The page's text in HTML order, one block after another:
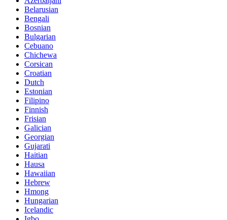
Belarusian
Bengali
Bosnian
Bulgarian
Cebuano
Chichewa
Corsican
Croatian
Dutch
Estonian
Filipino
Finnish
Frisian
Galician
Georgian
Gujarati
Haitian
Hausa
Hawaiian
Hebrew
Hmong
Hungarian
Icelandic